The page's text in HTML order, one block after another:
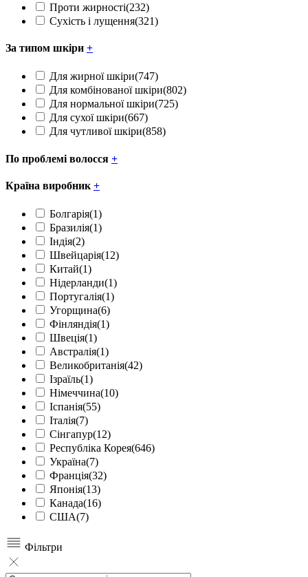
Проти жирності(232)
Сухість і лущення(321)
За типом шкіри +
Для жирної шкіри(747)
Для комбінованої шкіри(802)
Для нормальної шкіри(725)
Для сухої шкіри(667)
Для чутливої шкіри(858)
По проблемі волосся +
Країна виробник +
Болгарія(1)
Бразилія(1)
Індія(2)
Швейцарія(12)
Китай(1)
Нідерланди(1)
Португалія(1)
Угорщина(6)
Фінляндія(1)
Швеція(1)
Австралія(1)
Великобританія(42)
Ізраїль(1)
Німеччина(10)
Іспанія(55)
Італія(7)
Сінгапур(12)
Республіка Корея(646)
Україна(7)
Франція(32)
Японія(13)
Канада(16)
США(7)
Фільтри